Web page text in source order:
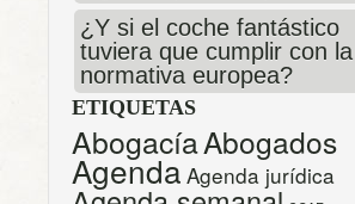
¿Y si el coche fantástico
tuviera que cumplir con la
normativa europea?
ETIQUETAS
AbogacíaAbogados
Agenda Agenda jurídica